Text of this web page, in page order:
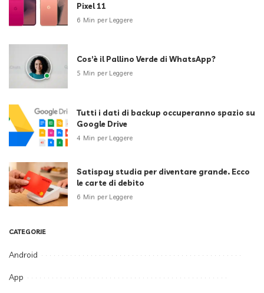
Pixel 11
6 Min per Leggere
Cos’è il Pallino Verde di WhatsApp?
5 Min per Leggere
Tutti i dati di backup occuperanno spazio su
Google Drive
4 Min per Leggere
Satispay studia per diventare grande. Ecco
le carte di debito
6 Min per Leggere
CATEGORIE
Android
App